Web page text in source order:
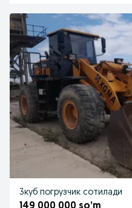
3куб погрузчик сотилади